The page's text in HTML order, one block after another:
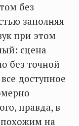
без
заполняя
при этом
сцена
без точной
доступное
правда, в
на